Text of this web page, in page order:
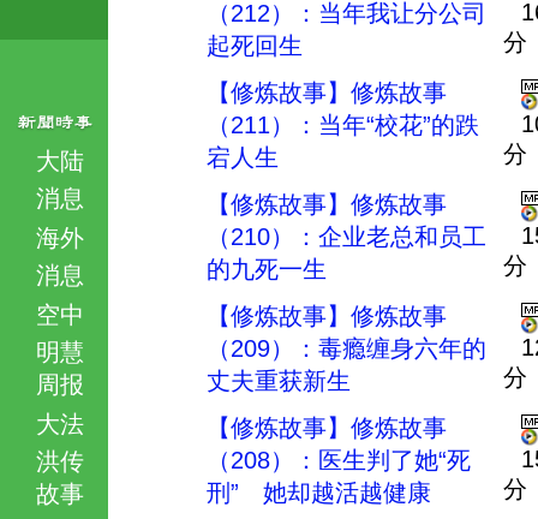
大陆
消息
海外
消息
空中
明慧
周报
大法
洪传
故事
（212）：当年我让分公司
起死回生
分
【修炼故事】修炼故事
（211）：当年“校花”的跌
宕人生
分
【修炼故事】修炼故事
（210）：企业老总和员工
的九死一生
分
【修炼故事】修炼故事
（209）：毒瘾缠身六年的
丈夫重获新生
分
【修炼故事】修炼故事
（208）：医生判了她“死
刑” 她却越活越健康
分